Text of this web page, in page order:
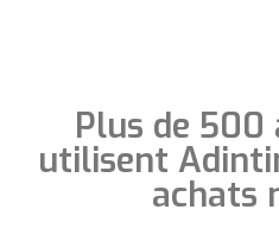
Plus de 500
utilisent
achats